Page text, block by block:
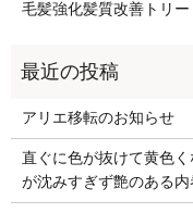
毛髪強化髪質改善トリー
アリエ移転のお知らせ
直ぐに色が抜けて黄色
が沈みすぎず艶のある内